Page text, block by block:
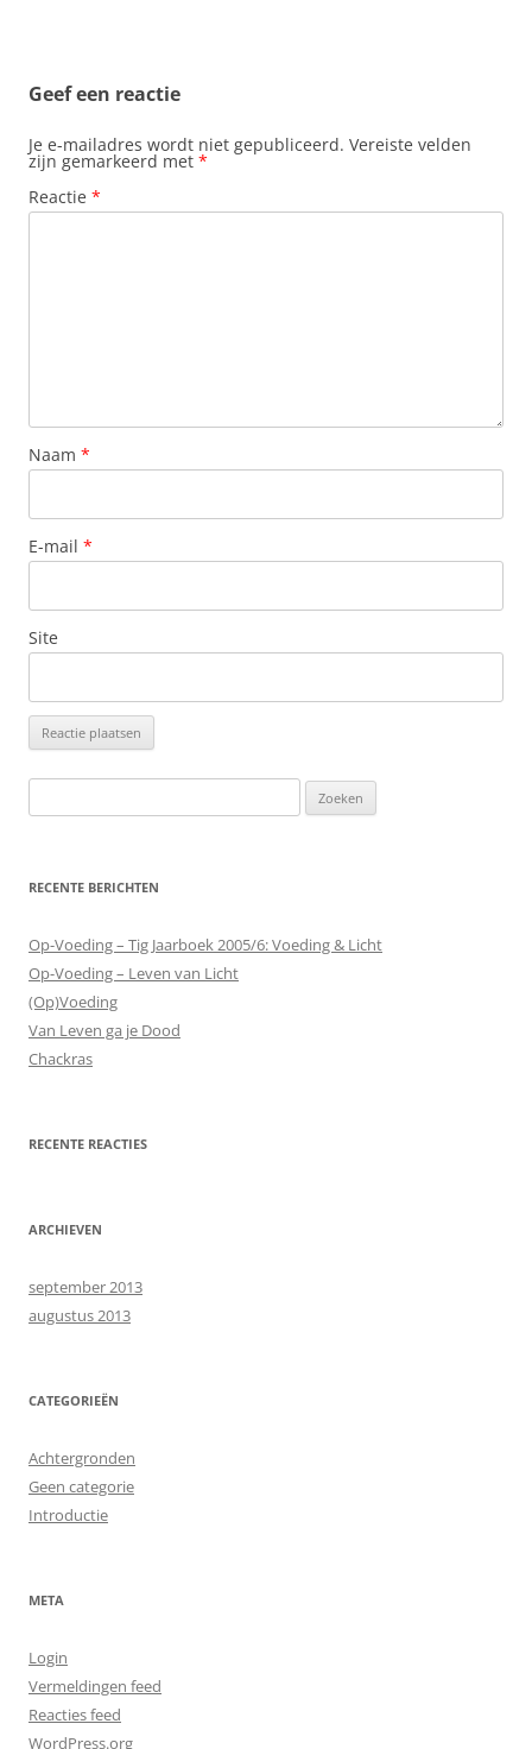
Geef een reactie
Je e-mailadres wordt niet gepubliceerd. Vereiste velden
zijn gemarkeerd met *
Reactie *
Naam *
E-mail *
Site
naar:
RECENTE BERICHTEN
Op-Voeding – Tig Jaarboek 2005/6: Voeding & Licht
Op-Voeding – Leven van Licht
(Op)Voeding
Van Leven ga je Dood
Chackras
RECENTE REACTIES
ARCHIEVEN
september 2013
augustus 2013
CATEGORIEËN
Achtergronden
Geen categorie
Introductie
META
Login
Vermeldingen feed
Reacties feed
WordPress.org